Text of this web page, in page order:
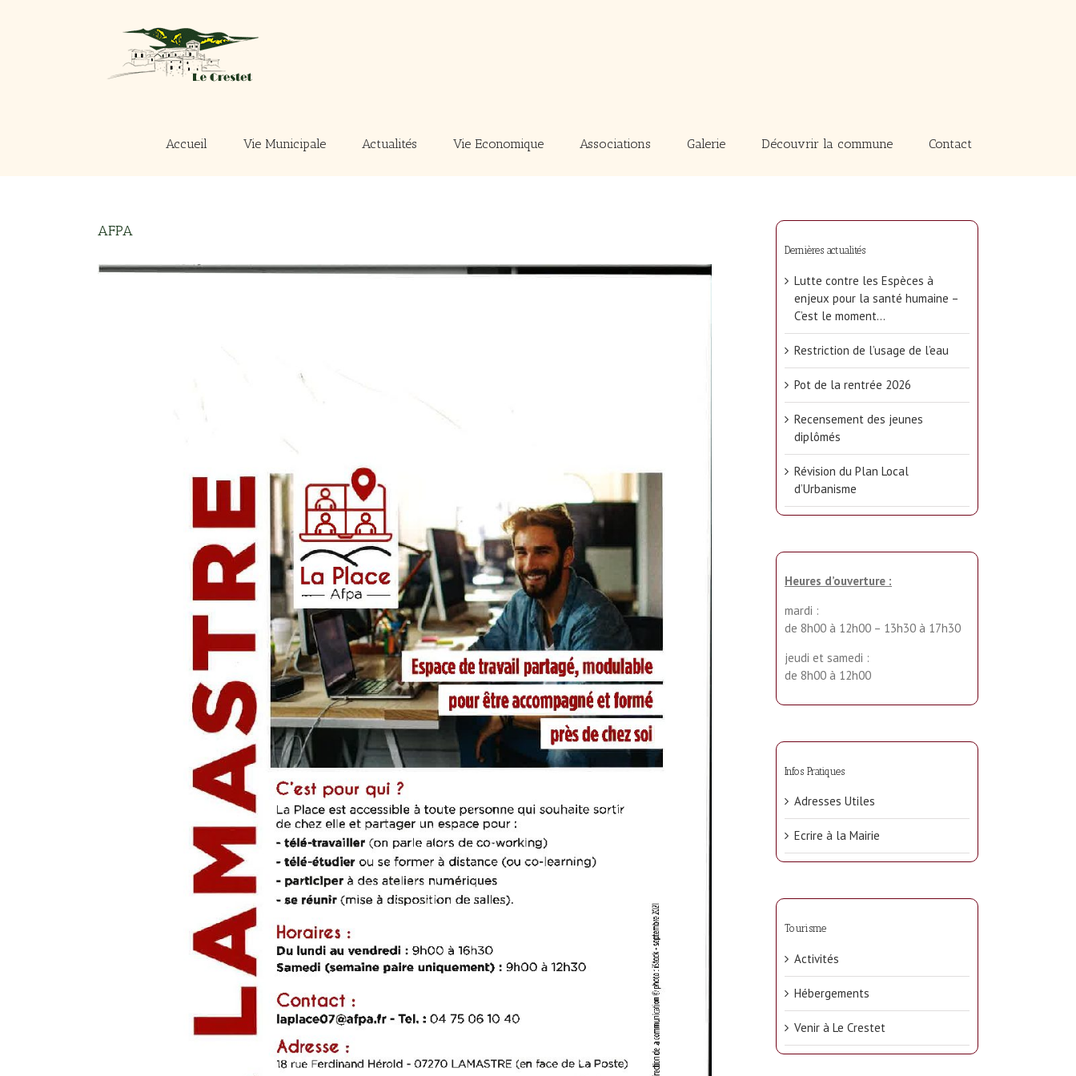
Accueil Vie Municipale Actualités Vie Economique Associations Galerie Découvrir la commune Contact
AFPA
Voir
Dernières actualités
Lutte contre les Espèces à
enjeux pour la santé humaine –
C’est le moment…
Restriction de l’usage de l’eau
Pot de la rentrée 2026
Recensement des jeunes
diplômés
Révision du Plan Local
d’Urbanisme
Heures d’ouverture :
mardi :
de 8h00 à 12h00 – 13h30 à 17h30
jeudi et samedi :
de 8h00 à 12h00
Infos Pratiques
Adresses Utiles
Ecrire à la Mairie
Tourisme
Activités
Hébergements
Venir à Le Crestet